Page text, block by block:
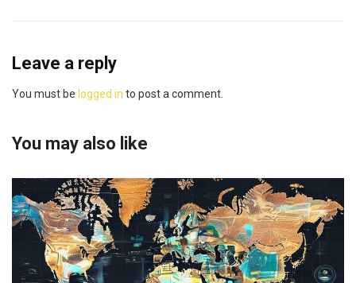
Leave a reply
You must be logged in to post a comment.
You may also like